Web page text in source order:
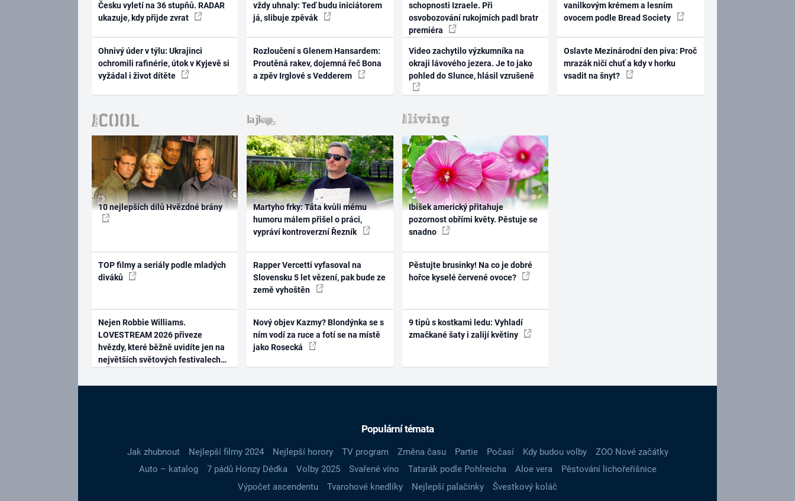
Česku vyletí na 36 stupňů. RADAR
ukazuje, kdy přijde zvrat
Ohnivý úder v týlu: Ukrajinci
ochromili rafinérie, útok v Kyjevě si
vyžádal i život dítěte
vždy uhnaly: Teď budu iniciátorem
já, slibuje zpěvák
Rozloučení s Glenem Hansardem:
Proutěná rakev, dojemná řeč Bona
a zpěv Irglové s Vedderem
schopnosti Izraele. Při
osvobozování rukojmích padl bratr
premiéra
Video zachytilo výzkumníka na
okraji lávového jezera. Je to jako
pohled do Slunce, hlásil vzrušeně
vanilkovým krémem a lesním
ovocem podle Bread Society
Oslavte Mezinárodní den piva: Proč
mrazák ničí chuť a kdy v horku
vsadit na šnyt?
10 nejlepších dílů Hvězdné brány
TOP filmy a seriály podle mladých
diváků
Nejen Robbie Williams.
LOVESTREAM 2026 přiveze
hvězdy, které běžně uvidíte jen na
největších světových festivalech
Martyho frky: Táta kvůli mému
humoru málem přišel o práci,
vypráví kontroverzní Řezník
Rapper Vercetti vyfasoval na
Slovensku 5 let vězení, pak bude ze
země vyhoštěn
Nový objev Kazmy? Blondýnka se s
ním vodí za ruce a fotí se na místě
jako Rosecká
Ibišek americký přitahuje
pozornost obřími květy. Pěstuje se
snadno
Pěstujte brusinky! Na co je dobré
hořce kyselé červené ovoce?
9 tipů s kostkami ledu: Vyhladí
zmačkané šaty i zalijí květiny
Populární témata
Jak zhubnout Nejlepší filmy 2024 Nejlepší horory TV program Změna času Partie Počasí Kdy budou volby
ZOO Nové začátky
Auto – katalog
7 pádů Honzy Dědka Volby 2025 Svařené víno Tatarák podle Pohlreicha Aloe vera
Pěstování lichořeřišnice
Výpočet ascendentu
Tvarohové knedlíky Nejlepší palačinky Švestkový koláč